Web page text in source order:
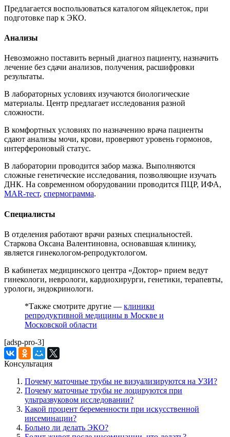
Предлагается воспользоваться каталогом яйцеклеток, при
подготовке пар к ЭКО.
Анализы
Невозможно поставить верный диагноз пациенту, назначить
лечение без сдачи анализов, получения, расшифровки
результаты.
В лабораторных условиях изучаются биологические
материалы. Центр предлагает исследования разной
сложности.
В комфортных условиях по назначению врача пациенты
сдают анализы мочи, крови, проверяют уровень гормонов,
интерфероновый статус.
В лаборатории проводится забор мазка. Выполняются
сложные генетические исследования, позволяющие изучать
ДНК. На современном оборудовании проводится ПЦР, ИФА,
MAR-тест, спермограмма.
Специалисты
В отделения работают врачи разных специальностей.
Старкова Оксана Валентиновна, основавшая клинику,
является гинекологом-репродуктологом.
В кабинетах медицинского центра «Доктор» прием ведут
гинекологи, неврологи, кардиохирурги, генетики, терапевты,
урологи, эндокринологи.
*Также смотрите другие — клиники
репродуктивной медицины в Москве и
Московской области
[adsp-pro-3]
Консультация
Почему маточные трубы не визуализируются на УЗИ?
Почему маточные трубы не лоцируются при
ультразвуковом исследовании?
Какой процент беременности при искусственной
инсеминации?
Больно ли делать ЭКО?